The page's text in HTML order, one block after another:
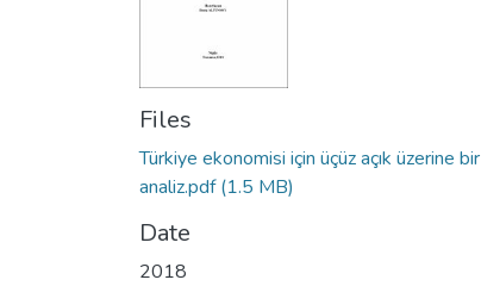
Files
Türkiye ekonomisi için üçüz açık üzerine bir
analiz.pdf(1.5 MB)
Date
2018